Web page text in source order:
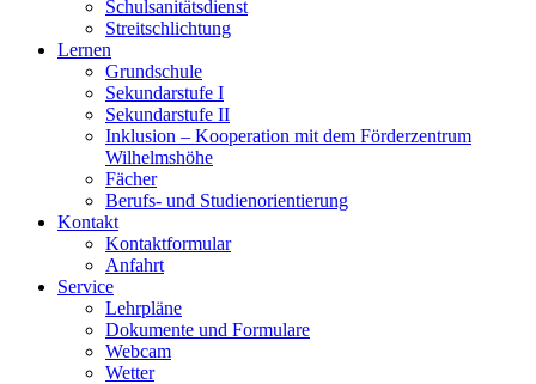
Schulsanitätsdienst
Streitschlichtung
Lernen
Grundschule
Sekundarstufe I
Sekundarstufe II
Inklusion – Kooperation mit dem Förderzentrum
Wilhelmshöhe
Fächer
Berufs- und Studienorientierung
Kontakt
Kontaktformular
Anfahrt
Service
Lehrpläne
Dokumente und Formulare
Webcam
Wetter